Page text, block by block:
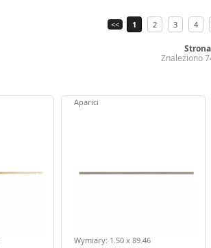
<< 1 2 3 4
Znaleziono
Wymiary: 1.50 x 89.46
Aparici